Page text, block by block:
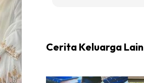
Cerita Keluarga Lain